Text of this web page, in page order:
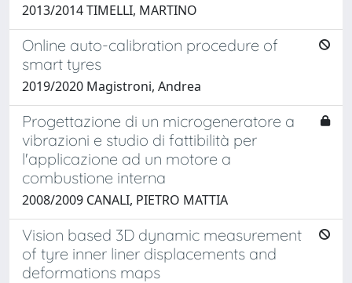
2013/2014 TIMELLI, MARTINO
Online auto-calibration procedure of
smart tyres
2019/2020 Magistroni, Andrea
Progettazione di un microgeneratore a
vibrazioni e studio di fattibilità per
l'applicazione ad un motore a
combustione interna
2008/2009 CANALI, PIETRO MATTIA
Vision based 3D dynamic measurement
of tyre inner liner displacements and
deformations maps